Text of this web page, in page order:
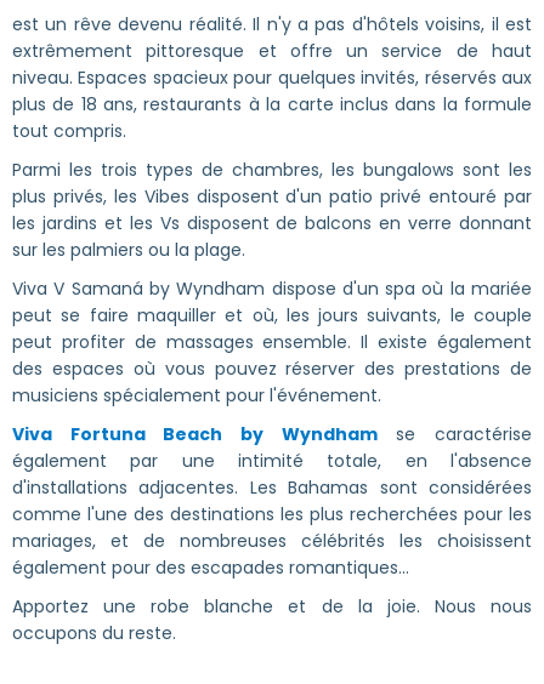
est un rêve devenu réalité. Il n'y a pas d'hôtels voisins, il est
extrêmement pittoresque et offre un service de haut
niveau. Espaces spacieux pour quelques invités, réservés aux
plus de 18 ans, restaurants à la carte inclus dans la formule
tout compris.
Parmi les trois types de chambres, les bungalows sont les
plus privés, les Vibes disposent d'un patio privé entouré par
les jardins et les Vs disposent de balcons en verre donnant
sur les palmiers ou la plage.
Viva V Samaná by Wyndham dispose d'un spa où la mariée
peut se faire maquiller et où, les jours suivants, le couple
peut profiter de massages ensemble. Il existe également
des espaces où vous pouvez réserver des prestations de
musiciens spécialement pour l'événement.
Viva Fortuna Beach by Wyndhamse caractérise
également par une intimité totale, en l'absence
d'installations adjacentes. Les Bahamas sont considérées
comme l'une des destinations les plus recherchées pour les
mariages, et de nombreuses célébrités les choisissent
également pour des escapades romantiques...
Apportez une robe blanche et de la joie. Nous nous
occupons du reste.